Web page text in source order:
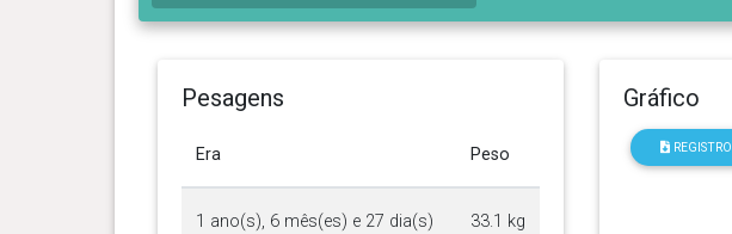
Pesagens
Era Peso
1 ano(s), 6 mês(es) e 27 dia(s) 33.1 kg
Gráfico
REGISTRO